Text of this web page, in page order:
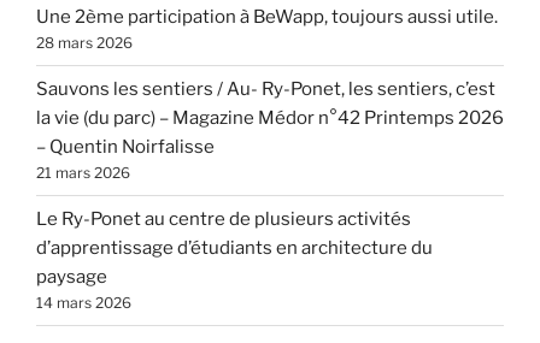
Une 2ème participation à BeWapp, toujours aussi utile.
28 mars 2026
Sauvons les sentiers / Au- Ry-Ponet, les sentiers, c’est
la vie (du parc) – Magazine Médor n°42 Printemps 2026
– Quentin Noirfalisse
21 mars 2026
Le Ry-Ponet au centre de plusieurs activités
d’apprentissage d’étudiants en architecture du
paysage
14 mars 2026